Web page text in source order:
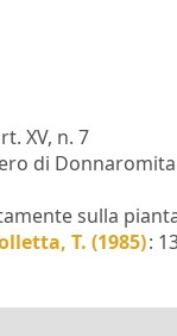
XV, n. 7
di
sulla
T. (1985):